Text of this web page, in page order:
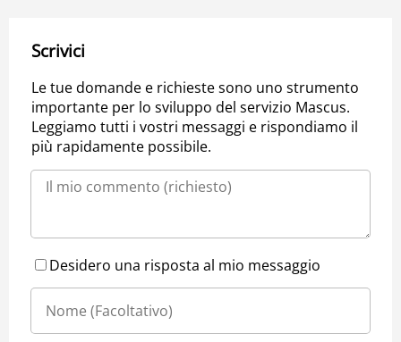
Scrivici
Le tue domande e richieste sono uno strumento
importante per lo sviluppo del servizio Mascus.
Leggiamo tutti i vostri messaggi e rispondiamo il
più rapidamente possibile.
Desidero una risposta al mio messaggio